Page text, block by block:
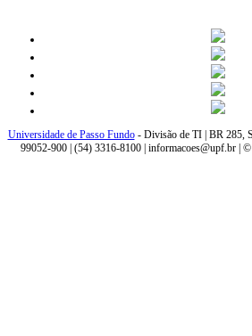
Universidade de Passo Fundo- Divisão de TI | BR 285,
99052-900 | (54) 3316-8100 | informacoes@upf.br |